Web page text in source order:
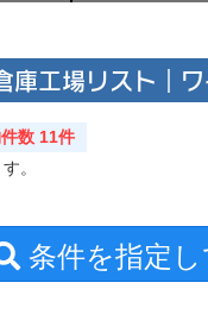
庫工場リスト｜
数 11件
。
条件を指定